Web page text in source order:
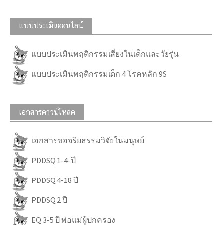
แบบประเมินออนไลน์
แบบประเมินพฤติกรรมเสี่ยงในเด็กและวัยรุ่น
แบบประเมินพฤติกรรมเด็ก 4 โรคหลัก 9S
เอกสารดาวน์โหลด
เอกสารขอจริยธรรมวิจัยในมนุษย์
PDDSQ 1-4-ปี
PDDSQ 4-18 ปี
PDDSQ 2 ปี
EQ 3-5 ปี พ่อแม่ผู้ปกครอง